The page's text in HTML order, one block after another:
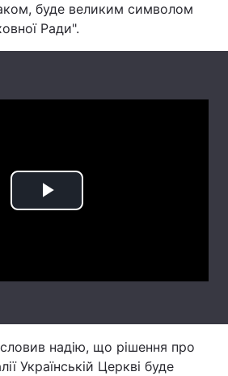
Регіони
буде великим символом
Ради".
Play
надію, що рішення про
Українській Церкві буде